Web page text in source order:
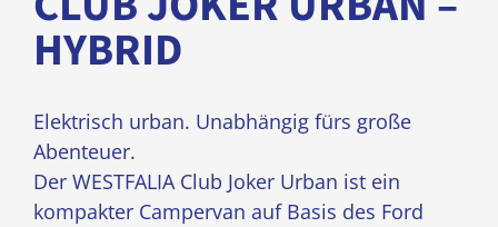
HYBRID
Elektrisch urban. Unabhängig fürs große
Abenteuer.
Der WESTFALIA Club Joker Urban ist ein
kompakter Campervan auf Basis des Ford